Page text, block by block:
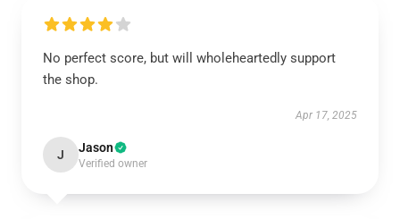
No perfect score, but will wholeheartedly support
the shop.
Apr 17, 2025
J Jason
Verified owner